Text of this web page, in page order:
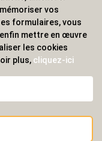
Casquette
Accessoires de
bureau
pour les
une
vos
formulaires, vous
mettre en œuvre
les cookies
plus, cliquez-ici